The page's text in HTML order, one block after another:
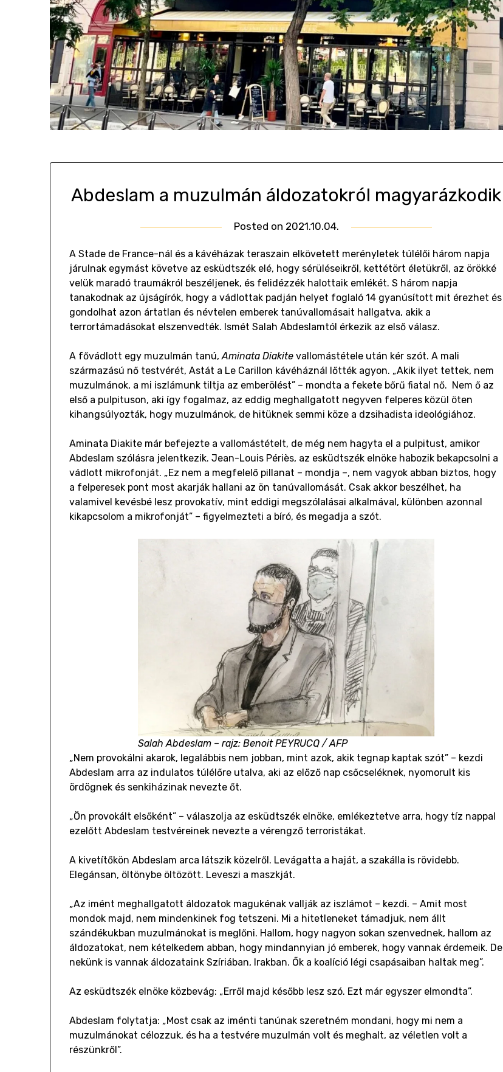
Abdeslam a muzulmán áldozatokról magyarázkodik
Posted on 2021.10.04.
Géza
A Stade de France-nál és a kávéházak teraszain elkövetett merényletek túlélői három napja
járulnak egymást követve az esküdtszék elé, hogy sérüléseikről, kettétört életükről, az örökké
velük maradó traumákról beszéljenek, és felidézzék halottaik emlékét. S három napja
tanakodnak az újságírók, hogy a vádlottak padján helyet foglaló 14 gyanúsított mit érezhet és
gondolhat azon ártatlan és névtelen emberek tanúvallomásait hallgatva, akik a
terrortámadásokat elszenvedték. Ismét Salah Abdeslamtól érkezik az első válasz.
A fővádlott egy muzulmán tanú,Aminata Diakite vallomástétele után kér szót. A mali
származású nő testvérét, Astát a Le Carillon kávéháznál lőtték agyon. „Akik ilyet tettek, nem
muzulmánok, a mi iszlámunk tiltja az emberölést” – mondta a fekete bőrű fiatal nő. Nem ő az
első a pulpituson, aki így fogalmaz, az eddig meghallgatott negyven felperes közül öten
kihangsúlyozták, hogy muzulmánok, de hitüknek semmi köze a dzsihadista ideológiához.
Aminata Diakite már befejezte a vallomástételt, de még nem hagyta el a pulpitust, amikor
Abdeslam szólásra jelentkezik. Jean-Louis Périès, az esküdtszék elnöke habozik bekapcsolni a
vádlott mikrofonját. „Ez nem a megfelelő pillanat – mondja –, nem vagyok abban biztos, hogy
a felperesek pont most akarják hallani az ön tanúvallomását. Csak akkor beszélhet, ha
valamivel kevésbé lesz provokatív, mint eddigi megszólalásai alkalmával, különben azonnal
kikapcsolom a mikrofonját” – figyelmezteti a bíró, és megadja a szót.
Salah Abdeslam – rajz: Benoit PEYRUCQ / AFP
„Nem provokálni akarok, legalábbis nem jobban, mint azok, akik tegnap kaptak szót” – kezdi
Abdeslam arra az indulatos túlélőre utalva, aki az előző nap csőcseléknek, nyomorult kis
ördögnek és senkiházinak nevezte őt.
„Ön provokált elsőként” – válaszolja az esküdtszék elnöke, emlékeztetve arra, hogy tíz nappal
ezelőtt Abdeslam testvéreinek nevezte a vérengző terroristákat.
A kivetítőkön Abdeslam arca látszik közelről. Levágatta a haját, a szakálla is rövidebb.
Elegánsan, öltönybe öltözött. Leveszi a maszkját.
„Az imént meghallgatott áldozatok magukénak vallják az iszlámot – kezdi. – Amit most
mondok majd, nem mindenkinek fog tetszeni. Mi a hitetleneket támadjuk, nem állt
szándékukban muzulmánokat is meglőni. Hallom, hogy nagyon sokan szenvednek, hallom az
áldozatokat, nem kételkedem abban, hogy mindannyian jó emberek, hogy vannak érdemeik. De
nekünk is vannak áldozataink Szíriában, Irakban. Ők a koalíció légi csapásaiban haltak meg”.
Az esküdtszék elnöke közbevág: „Erről majd később lesz szó. Ezt már egyszer elmondta”.
Abdeslam folytatja: „Most csak az iménti tanúnak szeretném mondani, hogy mi nem a
muzulmánokat célozzuk, és ha a testvére muzulmán volt és meghalt, az véletlen volt a
részünkről”.